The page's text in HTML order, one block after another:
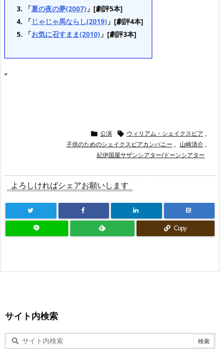
「夏の夜の夢(2007) 」[劇評5本]
「じゃじゃ馬ならし(2019) 」[劇評4本]
「お気に召すまま(2010) 」[劇評3本]
“
 公演  ウィリアム・シェイクスピア ,
子供のためのシェイクスピアカンパニー , 山崎清介 ,
紀伊国屋サザンシアター/ドーンシアター
よろしければシェアお願いします
B!
Copy
サイト内検索